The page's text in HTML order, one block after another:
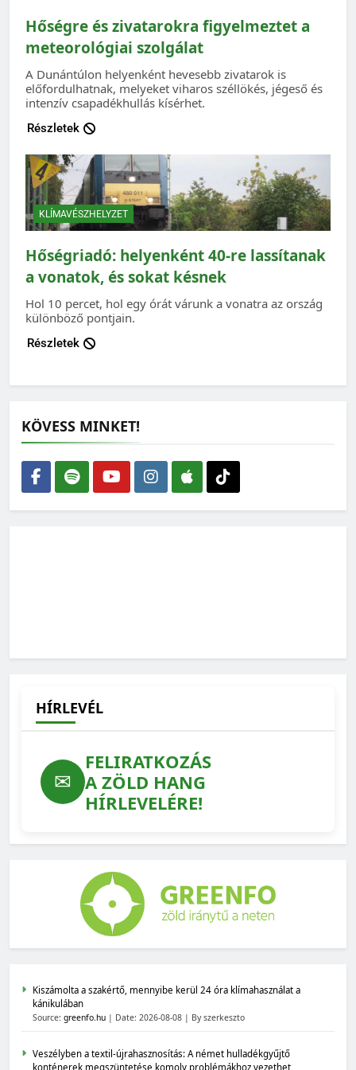
Hőségre és zivatarokra figyelmeztet a
meteorológiai szolgálat
A Dunántúlon helyenként hevesebb zivatarok is
előfordulhatnak, melyeket viharos széllökés, jégeső és
intenzív csapadékhullás kísérhet.
Részletek
KLÍMAVÉSZHELYZET
Hőségriadó: helyenként 40-re lassítanak
a vonatok, és sokat késnek
Hol 10 percet, hol egy órát várunk a vonatra az ország
különböző pontjain.
Részletek
KÖVESS MINKET!
HÍRLEVÉL
✉
FELIRATKOZÁS
A ZÖLD HANG
HÍRLEVELÉRE!
Kiszámolta a szakértő, mennyibe kerül 24 óra klímahasználat a
kánikulában
Source: greenfo.hu Date: 2026-08-08 By szerkeszto
Veszélyben a textil-újrahasznosítás: A német hulladékgyűjtő
konténerek megszüntetése komoly problémákhoz vezethet